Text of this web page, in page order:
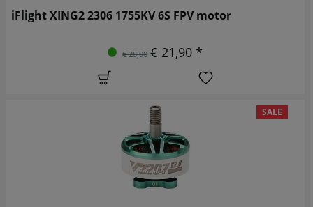
iFlight XING2 2306 1755KV 6S FPV motor
€ 28,90 € 21,90 *
SALE